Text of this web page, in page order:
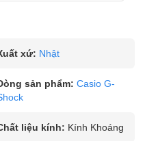
xứ: Nhật
sản phẩm: Casio G-
liệu kính: Kính Khoáng